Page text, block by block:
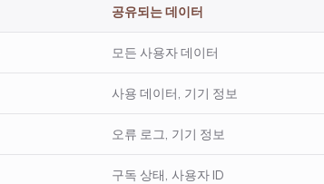
공유되는 데이터
모든 사용자 데이터
사용 데이터, 기기 정보
오류 로그, 기기 정보
구독 상태, 사용자 ID